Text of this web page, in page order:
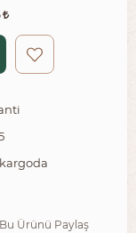
Bu Ürünü Paylaş